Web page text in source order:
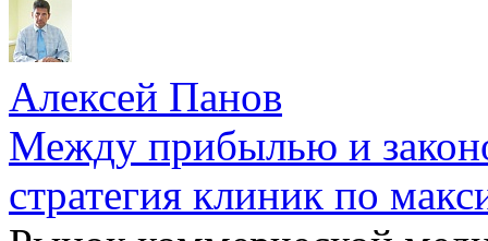
Алексей Панов
Между прибылью и
стратегия клиник по